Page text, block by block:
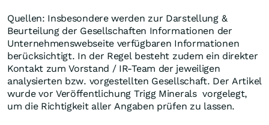
Quellen: Insbesondere werden zur Darstellung &
Beurteilung der Gesellschaften Informationen der
Unternehmenswebseite verfügbaren Informationen
berücksichtigt. In der Regel besteht zudem ein direkter
Kontakt zum Vorstand / IR-Team der jeweiligen
analysierten bzw. vorgestellten Gesellschaft. Der Artikel
wurde vor Veröffentlichung Trigg Minerals vorgelegt,
um die Richtigkeit aller Angaben prüfen zu lassen.